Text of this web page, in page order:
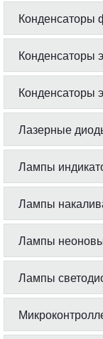
Конденсаторы
Конденсаторы
Конденсаторы
Лазерные
Лампы
Лампы
Лампы
Лампы